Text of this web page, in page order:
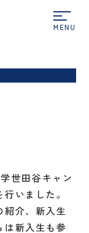
世田谷キャン
いました。
介、新入生
は新入生も参